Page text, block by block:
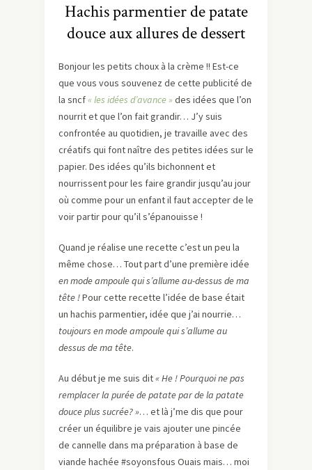
Hachis parmentier de patate
douce aux allures de dessert
Bonjour les petits choux à la crème !! Est-ce
que vous vous souvenez de cette publicité de
la sncf« les idées d’avance »des idées que l’on
nourrit et que l’on fait grandir… J’y suis
confrontée au quotidien, je travaille avec des
créatifs qui font naître des petites idées sur le
papier. Des idées qu’ils bichonnent et
nourrissent pour les faire grandir jusqu’au jour
où comme pour un enfant il faut accepter de le
voir partir pour qu’il s’épanouisse !
Quand je réalise une recette c’est un peu la
même chose… Tout part d’une première idée
en mode ampoule qui s’allume au-dessus de ma
tête !Pour cette recette l’idée de base était
un hachis parmentier, idée que j’ai nourrie…
toujours en mode ampoule qui s’allume au
dessus de ma tête.
Au début je me suis dit« He ! Pourquoi ne pas
remplacer la purée de patate par de la patate
douce plus sucrée? »… et là j’me dis que pour
créer un équilibre je vais ajouter une pincée
de cannelle dans ma préparation à base de
viande hachée #soyonsfous Ouais mais… moi